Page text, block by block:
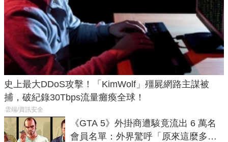
史上最大DDoS攻擊！「KimWolf」殭屍網路主謀被
捕，破紀錄30Tbps流量癱瘓全球！
雲端/資訊安全
《GTA 5》外掛商遭駭竟流出 6 萬名
會員名單：外界驚呼「原來這麼多人